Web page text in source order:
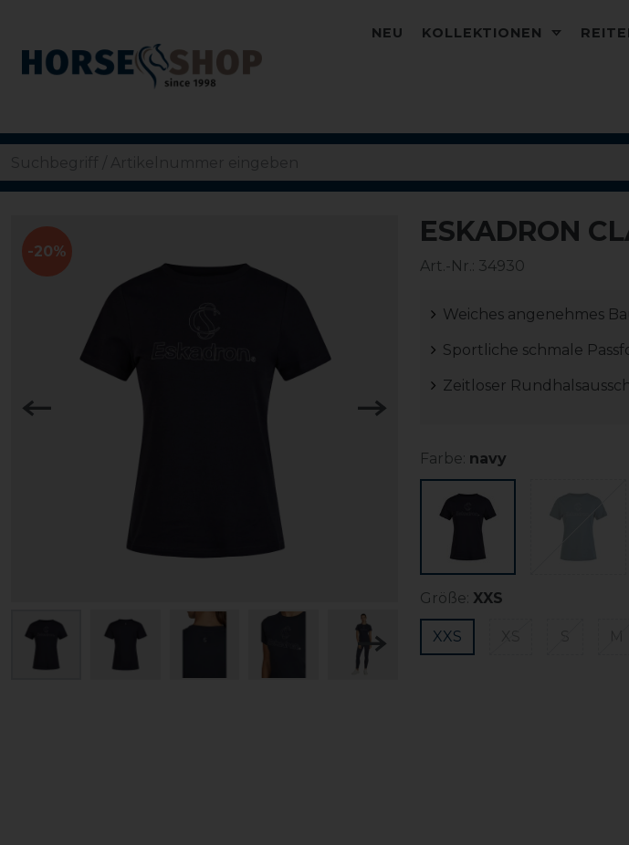
NEU KOLLEKTIONEN
-20%
ESKADRON
Art.-Nr.: 34930
Weiches angenehmes
Sportliche schmale
Zeitloser
Farbe: navy
Größe: XXS
XXS